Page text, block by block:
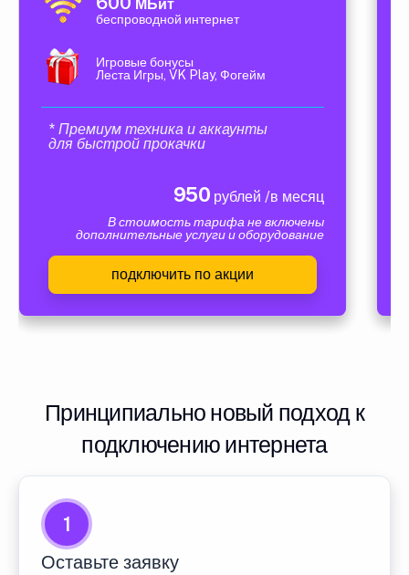
МБит
беспроводной интернет
Игровые бонусы
Леста Игры, VK Play, Фогейм
* Премиум техника и аккаунты
для быстрой прокачки
950 рублей /в месяц
В стоимость тарифа не включены
дополнительные услуги и оборудование
подключить по акции
Принципиально новый подход к
подключению интернета
1
Оставьте заявку